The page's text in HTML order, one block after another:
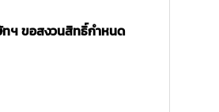
ฯ ขอสงวนสิทธิ์กำหนด